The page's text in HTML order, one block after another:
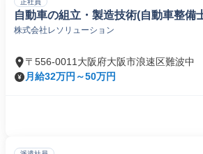
正社員
自動車の組立・製造技術(自動車整備
株式会社レソリューション
〒556-0011大阪府大阪市浪速区難波中
月給32万円～50万円